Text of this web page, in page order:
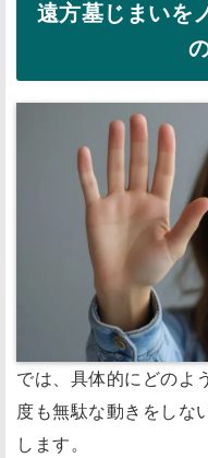
遠方墓じまいを
では、具体的にどのよ
度も無駄な動きをしな
します。